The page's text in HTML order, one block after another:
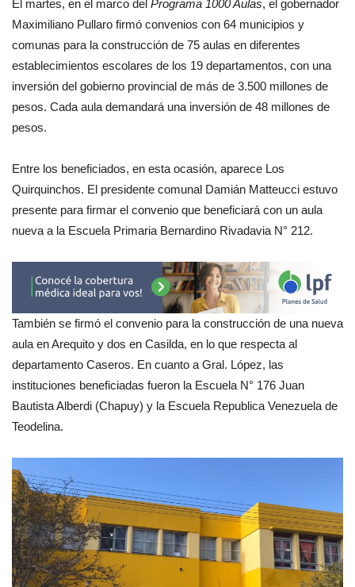
El martes, en el marco del Programa 1000 Aulas, el gobernador
Maximiliano Pullaro firmó convenios con 64 municipios y
comunas para la construcción de 75 aulas en diferentes
establecimientos escolares de los 19 departamentos, con una
inversión del gobierno provincial de más de 3.500 millones de
pesos. Cada aula demandará una inversión de 48 millones de
pesos.
Entre los beneficiados, en esta ocasión, aparece Los
Quirquinchos. El presidente comunal Damián Matteucci estuvo
presente para firmar el convenio que beneficiará con un aula
nueva a la Escuela Primaria Bernardino Rivadavia N° 212.
También se firmó el convenio para la construcción de una nueva
aula en Arequito y dos en Casilda, en lo que respecta al
departamento Caseros. En cuanto a Gral. López, las
instituciones beneficiadas fueron la Escuela N° 176 Juan
Bautista Alberdi (Chapuy) y la Escuela Republica Venezuela de
Teodelina.